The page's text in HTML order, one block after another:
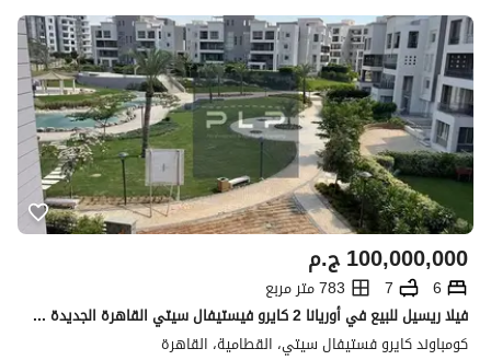
ج.م100,000,000
6
7
783 متر مربع
فيلا ريسيل للبيع في أوريانا 2 كايرو فيستيفال سيتي القاهرة الجديدة استلام فوري
كومباوند كايرو فستيفال سيتي، القطامية، القاهرة